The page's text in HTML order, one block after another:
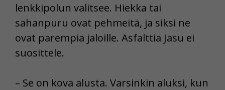
lenkkipolun valitsee. Hiekka tai
sahanpuru ovat pehmeitä, ja siksi ne
ovat parempia jaloille. Asfalttia Jasu ei
suosittele.
– Se on kova alusta. Varsinkin aluksi, kun